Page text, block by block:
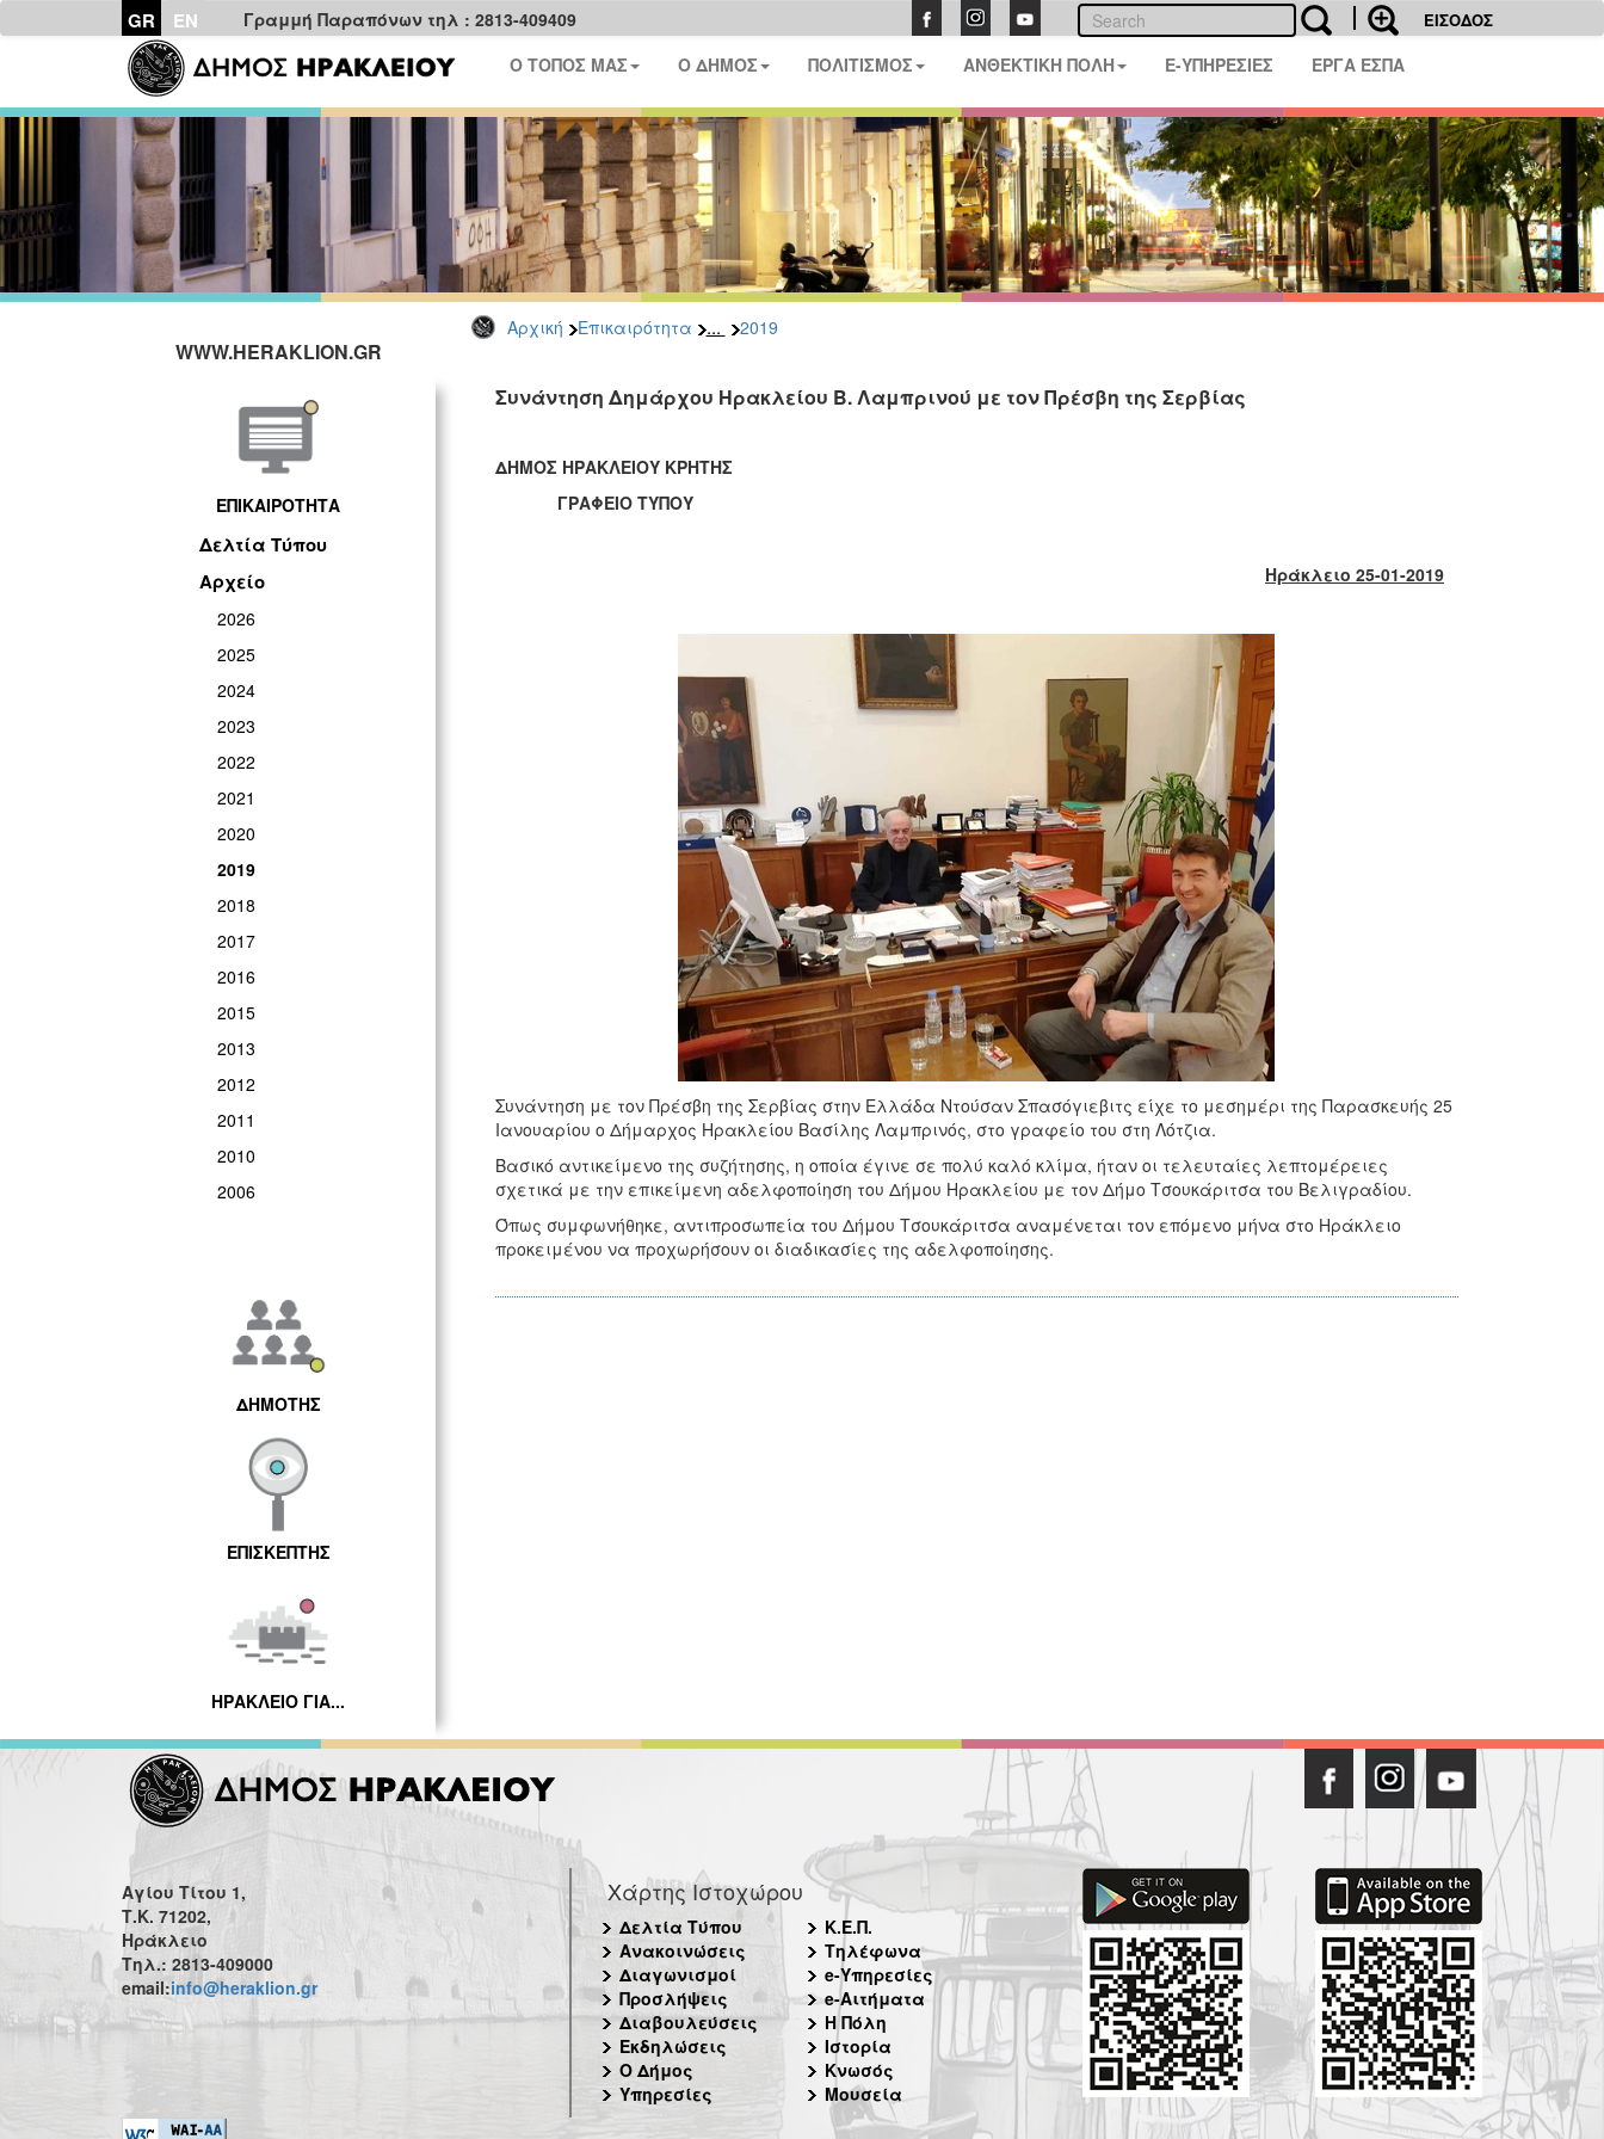
GR EN Γραμμή Παραπόνων τηλ : 2813-409409 ΕΙΣΟΔΟΣ
Ο ΤΟΠΟΣ ΜΑΣ Ο ΔΗΜΟΣ ΠΟΛΙΤΙΣΜΟΣ ΑΝΘΕΚΤΙΚΗ ΠΟΛΗ E-ΥΠΗΡΕΣΙΕΣ ΕΡΓΑ ΕΣΠΑ
Αρχική Επικαιρότητα ... 2019
WWW.HERAKLION.GR
ΕΠΙΚΑΙΡΟΤΗΤΑ
Δελτία Τύπου
Αρχείο
2026
2025
2024
2023
2022
2021
2020
2019
2018
2017
2016
2015
2013
2012
2011
2010
2006
ΔΗΜΟΤΗΣ
ΕΠΙΣΚΕΠΤΗΣ
ΗΡΑΚΛΕΙΟ ΓΙΑ...
Συνάντηση Δημάρχου Ηρακλείου Β. Λαμπρινού με τον Πρέσβη της Σερβίας
ΔΗΜΟΣ ΗΡΑΚΛΕΙΟΥ ΚΡΗΤΗΣ
ΓΡΑΦΕΙΟ ΤΥΠΟΥ
Ηράκλειο 25-01-2019
Συνάντηση με τον Πρέσβη της Σερβίας στην Ελλάδα Ντούσαν Σπασόγιεβιτς είχε το μεσημέρι της Παρασκευής 25
Ιανουαρίου ο Δήμαρχος Ηρακλείου Βασίλης Λαμπρινός, στο γραφείο του στη Λότζια.
Βασικό αντικείμενο της συζήτησης, η οποία έγινε σε πολύ καλό κλίμα, ήταν οι τελευταίες λεπτομέρειες
σχετικά με την επικείμενη αδελφοποίηση του Δήμου Ηρακλείου με τον Δήμο Τσουκάριτσα του Βελιγραδίου.
Όπως συμφωνήθηκε, αντιπροσωπεία του Δήμου Τσουκάριτσα αναμένεται τον επόμενο μήνα στο Ηράκλειο
προκειμένου να προχωρήσουν οι διαδικασίες της αδελφοποίησης.
Αγίου Τίτου 1,
Τ.Κ. 71202,
Ηράκλειο
Τηλ.: 2813-409000
email:info@heraklion.gr
Χάρτης Ιστοχώρου
Δελτία Τύπου
Ανακοινώσεις
Διαγωνισμοί
Προσλήψεις
Διαβουλεύσεις
Εκδηλώσεις
Ο Δήμος
Υπηρεσίες
Κ.Ε.Π.
Τηλέφωνα
e-Υπηρεσίες
e-Αιτήματα
Η Πόλη
Ιστορία
Κνωσός
Μουσεία